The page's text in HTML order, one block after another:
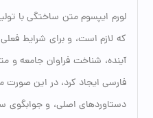
لورم ایپسوم متن ساختگی با
که لازم است، و برای شرایط
آینده، شناخت فراوان جامعه و
فارسی ایجاد کرد، در این صورت
دستاوردهای اصلی، و جوابگوی